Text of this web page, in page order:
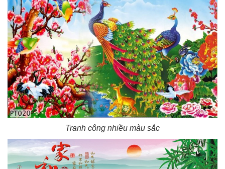
Tranh công nhiều màu sắc